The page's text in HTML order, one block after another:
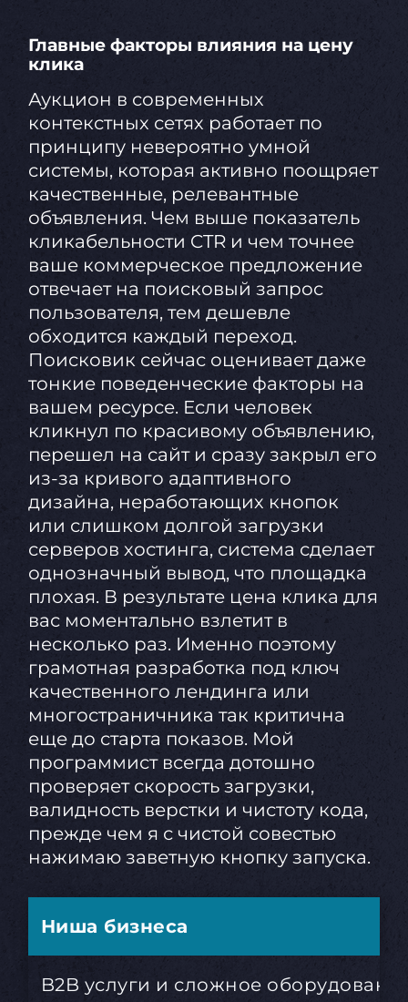
Главные факторы влияния на цену
клика
Аукцион в современных
контекстных сетях работает по
принципу невероятно умной
системы, которая активно поощряет
качественные, релевантные
объявления. Чем выше показатель
кликабельности CTR и чем точнее
ваше коммерческое предложение
отвечает на поисковый запрос
пользователя, тем дешевле
обходится каждый переход.
Поисковик сейчас оценивает даже
тонкие поведенческие факторы на
вашем ресурсе. Если человек
кликнул по красивому объявлению,
перешел на сайт и сразу закрыл его
из-за кривого адаптивного
дизайна, неработающих кнопок
или слишком долгой загрузки
серверов хостинга, система сделает
однозначный вывод, что площадка
плохая. В результате цена клика для
вас моментально взлетит в
несколько раз. Именно поэтому
грамотная разработка под ключ
качественного лендинга или
многостраничника так критична
еще до старта показов. Мой
программист всегда дотошно
проверяет скорость загрузки,
валидность верстки и чистоту кода,
прежде чем я с чистой совестью
нажимаю заветную кнопку запуска.
Ниша бизнеса
B2B услуги и сложное